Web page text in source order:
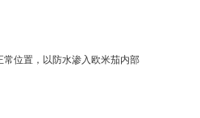
常位置，以防水渗入欧米茄内部